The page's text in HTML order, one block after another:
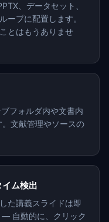
、データセット、
ープに配置します。
とはもうありませ
フォルダ内や文書内
文献管理やソースの
ム検出
た講義スライドは即
— 自動的に、クリック